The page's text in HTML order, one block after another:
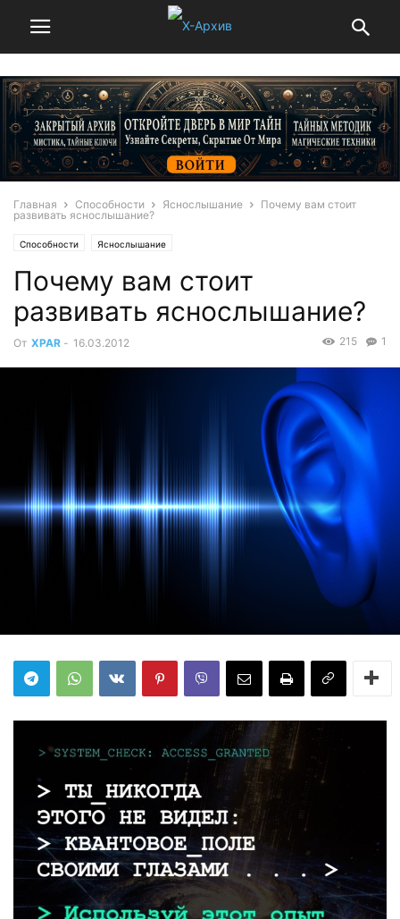
Главная Способности Яснослышание
Почему вам стоит
развивать яснослышание?
Способности Яснослышание
Почему вам стоит
развивать яснослышание?
От XPAR - 16.03.2012 1
215